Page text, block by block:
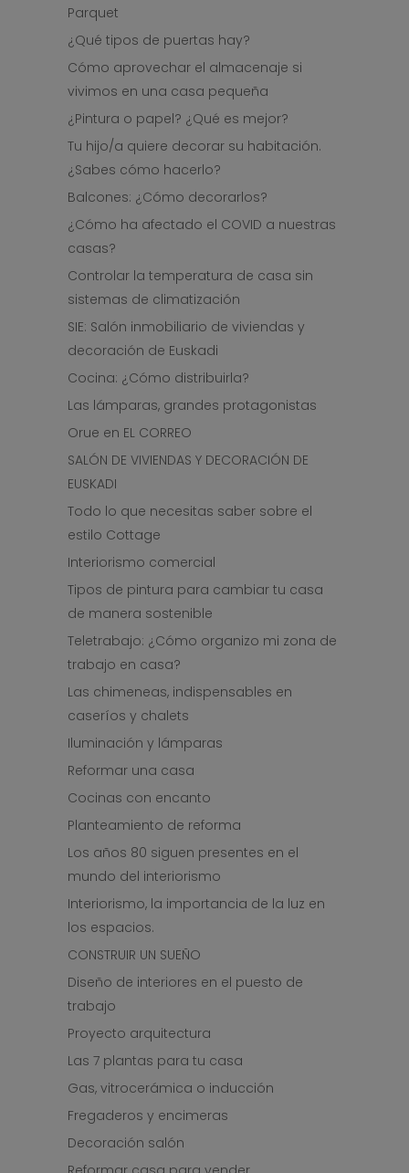
Parquet
¿Qué tipos de puertas hay?
Cómo aprovechar el almacenaje si
vivimos en una casa pequeña
¿Pintura o papel? ¿Qué es mejor?
Tu hijo/a quiere decorar su habitación.
¿Sabes cómo hacerlo?
Balcones: ¿Cómo decorarlos?
¿Cómo ha afectado el COVID a nuestras
casas?
Controlar la temperatura de casa sin
sistemas de climatización
SIE: Salón inmobiliario de viviendas y
decoración de Euskadi
Cocina: ¿Cómo distribuirla?
Las lámparas, grandes protagonistas
Orue en EL CORREO
SALÓN DE VIVIENDAS Y DECORACIÓN DE
EUSKADI
Todo lo que necesitas saber sobre el
estilo Cottage
Interiorismo comercial
Tipos de pintura para cambiar tu casa
de manera sostenible
Teletrabajo: ¿Cómo organizo mi zona de
trabajo en casa?
Las chimeneas, indispensables en
caseríos y chalets
Iluminación y lámparas
Reformar una casa
Cocinas con encanto
Planteamiento de reforma
Los años 80 siguen presentes en el
mundo del interiorismo
Interiorismo, la importancia de la luz en
los espacios.
CONSTRUIR UN SUEÑO
Diseño de interiores en el puesto de
trabajo
Proyecto arquitectura
Las 7 plantas para tu casa
Gas, vitrocerámica o inducción
Fregaderos y encimeras
Decoración salón